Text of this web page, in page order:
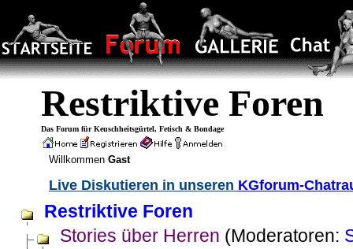
Restriktive Foren
Das Forum für Keuschheitsgürtel, Fetisch & Bondage
Willkommen Gast
Live Diskutieren in unseren KGforum-
Restriktive Foren
Stories über Herren (Moderatoren: